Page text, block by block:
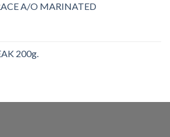
A/O MARINATED
200g.